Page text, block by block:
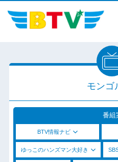
モンゴ
番組
BTV情報ナビ
ゆっこのハンズマン大好き